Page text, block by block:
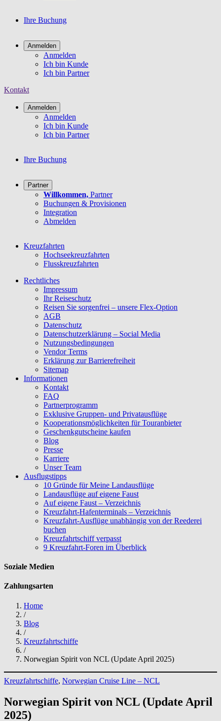
Ihre Buchung
Anmelden
Anmelden
Ich bin Kunde
Ich bin Partner
Kontakt
Anmelden
Anmelden
Ich bin Kunde
Ich bin Partner
Ihre Buchung
Partner
Willkommen, Partner
Buchungen & Provisionen
Integration
Abmelden
Kreuzfahrten
Hochseekreuzfahrten
Flusskreuzfahrten
Rechtliches
Impressum
Ihr Reiseschutz
Reisen Sie sorgenfrei – unsere Flex-Option
AGB
Datenschutz
Datenschutzerklärung – Social Media
Nutzungsbedingungen
Vendor Terms
Erklärung zur Barrierefreiheit
Sitemap
Informationen
Kontakt
FAQ
Partnerprogramm
Exklusive Gruppen- und Privatausflüge
Kooperationsmöglichkeiten für Touranbieter
Geschenkgutscheine kaufen
Blog
Presse
Karriere
Unser Team
Ausflugstipps
10 Gründe für Meine Landausflüge
Landausflüge auf eigene Faust
Auf eigene Faust – Verzeichnis
Kreuzfahrt-Hafenterminals – Verzeichnis
Kreuzfahrt-Ausflüge unabhängig von der Reederei
buchen
Kreuzfahrtschiff verpasst
9 Kreuzfahrt-Foren im Überblick
Soziale Medien
Zahlungsarten
Home
/
Blog
/
Kreuzfahrtschiffe
/
Norwegian Spirit von NCL (Update April 2025)
Kreuzfahrtschiffe, Norwegian Cruise Line – NCL
Norwegian Spirit von NCL (Update April
2025)